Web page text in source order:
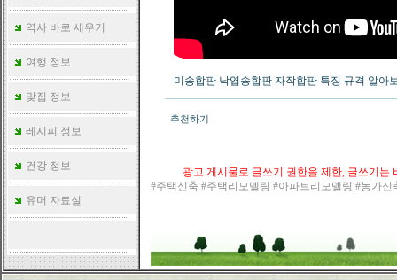
역사 바로 세우기
여행 정보
맞집 정보
레시피 정보
건강 정보
유머 자료실
미송합판 낙엽송합판 자작합판 특징 규격 알아
추천하기
광고 게시물로 글쓰기 권한을 제한, 글쓰기는
#주택신축 #주택리모델링 #아파트리모델링 #농가